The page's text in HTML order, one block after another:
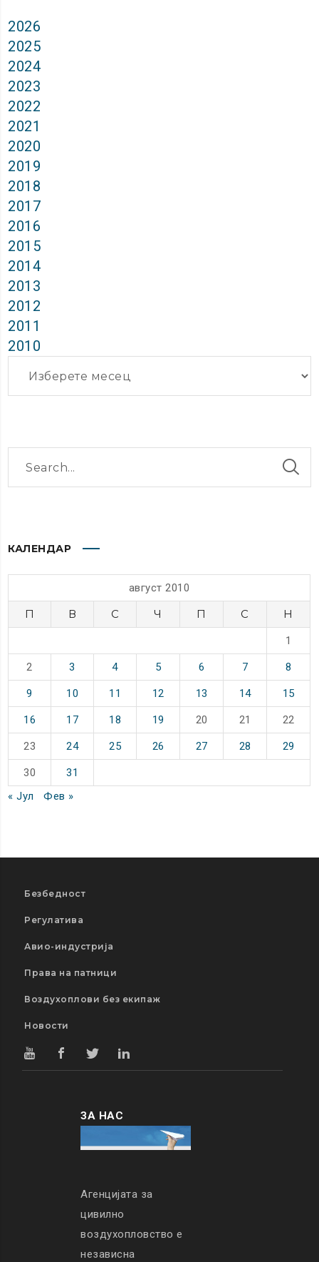
2026
2025
2024
2023
2022
2021
2020
2019
2018
2017
2016
2015
2014
2013
2012
2011
2010
КАЛЕНДАР
август 2010
П В С Ч П С Н
1
2 3 4 5 6 7 8
9 10 11 12 13 14 15
16 17 18 19 20 21 22
23 24 25 26 27 28 29
30
31
« Јул
Фев »
Безбедност
Регулатива
Авио-индустрија
Права на патници
Воздухоплови без екипаж
Новости
ЗА НАС
Агенцијата за
цивилно
воздухопловство е
независна